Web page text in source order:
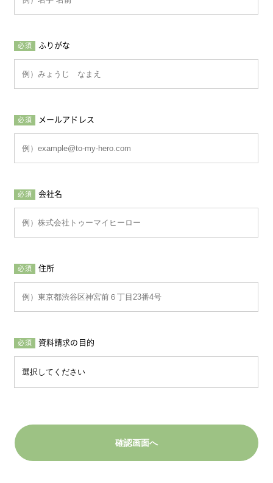
必須 ふりがな
必須 メールアドレス
必須 会社名
必須 住所
必須 資料請求の目的
確認画面へ